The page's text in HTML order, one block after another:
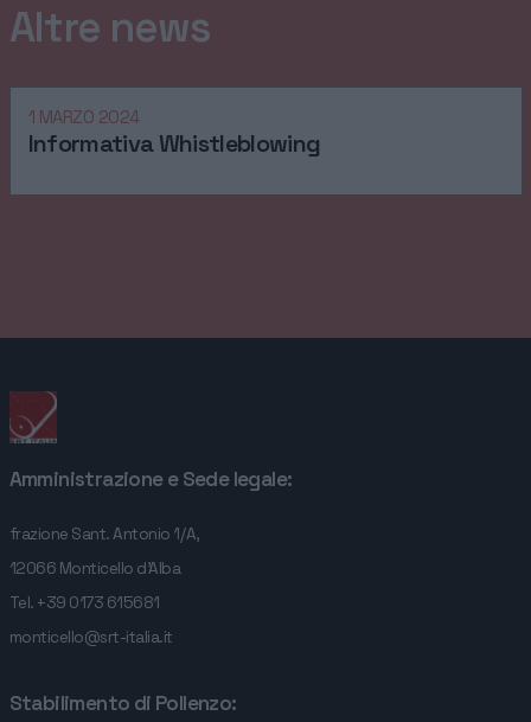
AZIENDA
Altre news
1 MARZO 2024
Informativa Whistleblowing
Amministrazione e Sede legale:
frazione Sant. Antonio 1/A,
12066 Monticello d'Alba
Tel. +39 0173 615681
monticello@srt-italia.it
Stabilimento di Pollenzo: